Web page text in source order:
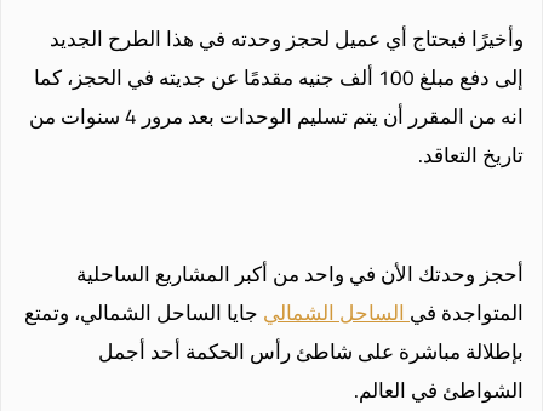
وأخيرًا فيحتاج أي عميل لحجز وحدته في هذا الطرح الجديد
إلى دفع مبلغ 100 ألف جنيه مقدمًا عن جديته في الحجز، كما
انه من المقرر أن يتم تسليم الوحدات بعد مرور 4 سنوات من
تاريخ التعاقد.
أحجز وحدتك الأن في واحد من أكبر المشاريع الساحلية
المتواجدة فيالساحل الشماليجايا الساحل الشمالي، وتمتع
بإطلالة مباشرة على شاطئ رأس الحكمة أحد أجمل
الشواطئ في العالم.